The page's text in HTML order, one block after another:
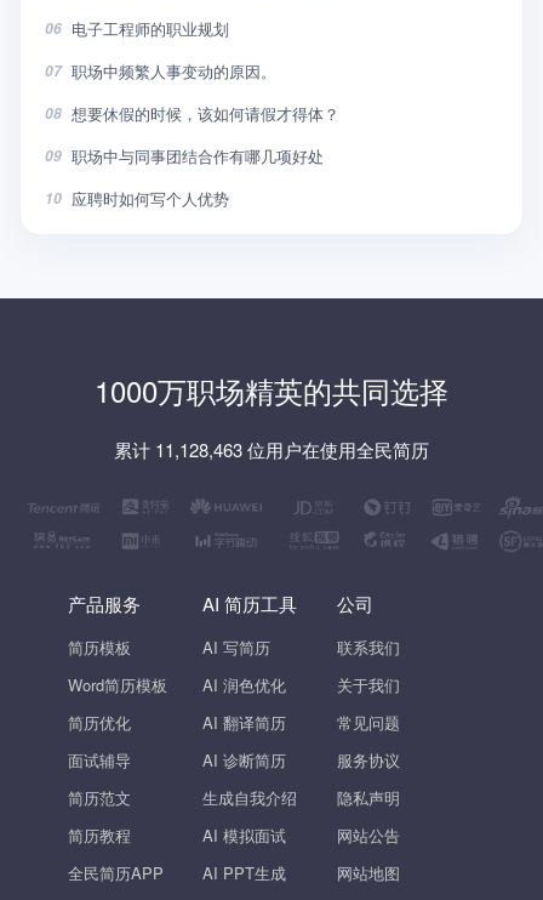
06 电子工程师的职业规划
07 职场中频繁人事变动的原因。
08 想要休假的时候，该如何请假才得体？
09 职场中与同事团结合作有哪几项好处
10 应聘时如何写个人优势
1000万职场精英的共同选择
累计 11,128,463 位用户在使用全民简历
产品服务
简历模板
Word简历模板
简历优化
面试辅导
简历范文
简历教程
全民简历APP
AI 简历工具
AI 写简历
AI 润色优化
AI 翻译简历
AI 诊断简历
生成自我介绍
AI 模拟面试
AI PPT生成
公司
联系我们
关于我们
常见问题
服务协议
隐私声明
网站公告
网站地图